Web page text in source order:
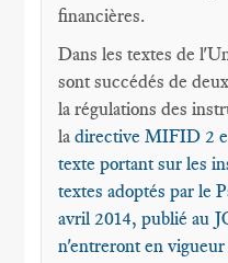
financières.
Dans les textes de
sont succédés de
la régulations des
ladirective MIFID 2
texte portant sur les
textes adoptés par le
avril 2014, publié au
n'entreront en vigueur